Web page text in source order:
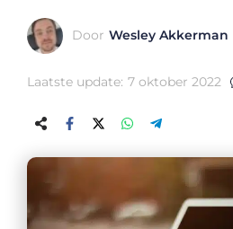
Door Wesley Akkerman
Laatste update: 7 oktober 2022